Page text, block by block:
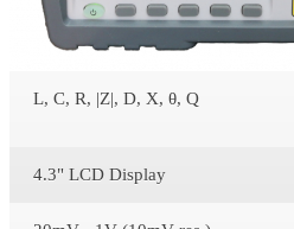
L, C, R, |Z|, D, X, θ, Q
4.3" LCD Display